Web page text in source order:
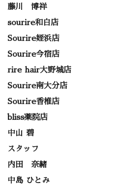
藤川 博祥
sourire和白店
Sourire姪浜店
Sourire今宿店
rire hair大野城店
Sourire南大分店
Sourire香椎店
bliss薬院店
中山 碧
スタッフ
内田 奈緒
中島 ひとみ